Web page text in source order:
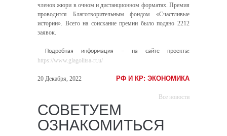
членов жюри в очном и дистанционном форматах. Премия
проводится Благотворительным фондом «Счастливые
истории». Всего на соискание премии было подано 2212
заявок.
Подробная информация – на сайте проекта:
https://www.glagolitsa-rt.u/
20 Декабря, 2022 РФ И КР: ЭКОНОМИКА
Все новости
СОВЕТУЕМ
ОЗНАКОМИТЬСЯ